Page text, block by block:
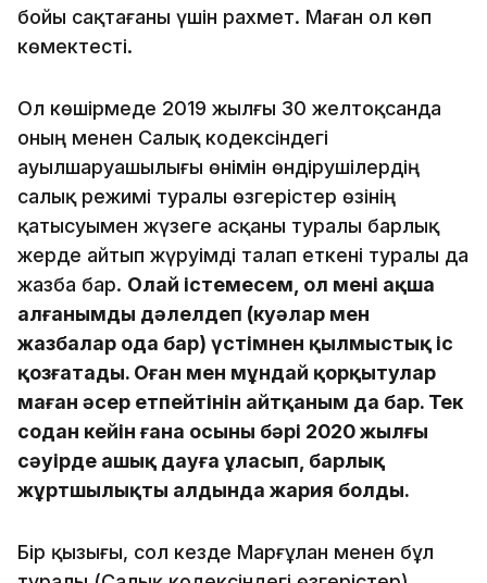
бойы сақтағаны үшін рахмет. Маған ол көп
көмектесті.
Ол көшірмеде 2019 жылғы 30 желтоқсанда
оның менен Салық кодексіндегі
ауылшаруашылығы өнімін өндірушілердің
салық режимі туралы өзгерістер өзінің
қатысуымен жүзеге асқаны туралы барлық
жерде айтып жүруімді талап еткені туралы да
жазба бар. Олай істемесем, ол менің ақша
алғанымды дәлелдеп (куәлар мен
жазбалар ода бар) үстімнен қылмыстық іс
қозғатады. Оған мен мұндай қорқытулар
маған әсер етпейтінін айтқаным да бар. Тек
содан кейін ғана осының бәрі 2020 жылғы
сәуірде ашық дауға ұласып, барлық
жұртшылықтың алдында жария болды.
Бір қызығы, сол кезде Марғұлан менен бұл